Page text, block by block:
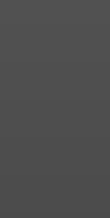
по Чувашской
крупная